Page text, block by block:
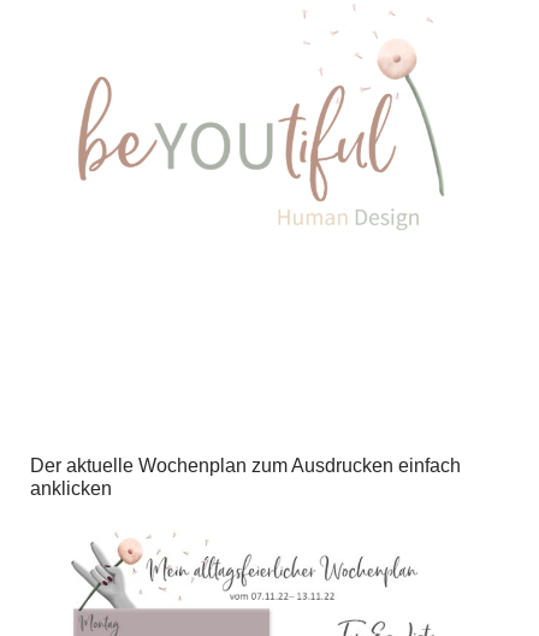
Der aktuelle Wochenplan zum Ausdrucken einfach
anklicken